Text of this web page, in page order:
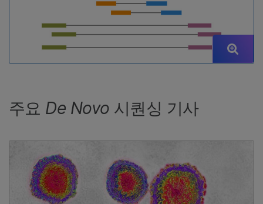
주요 De Novo 시퀀싱 기사